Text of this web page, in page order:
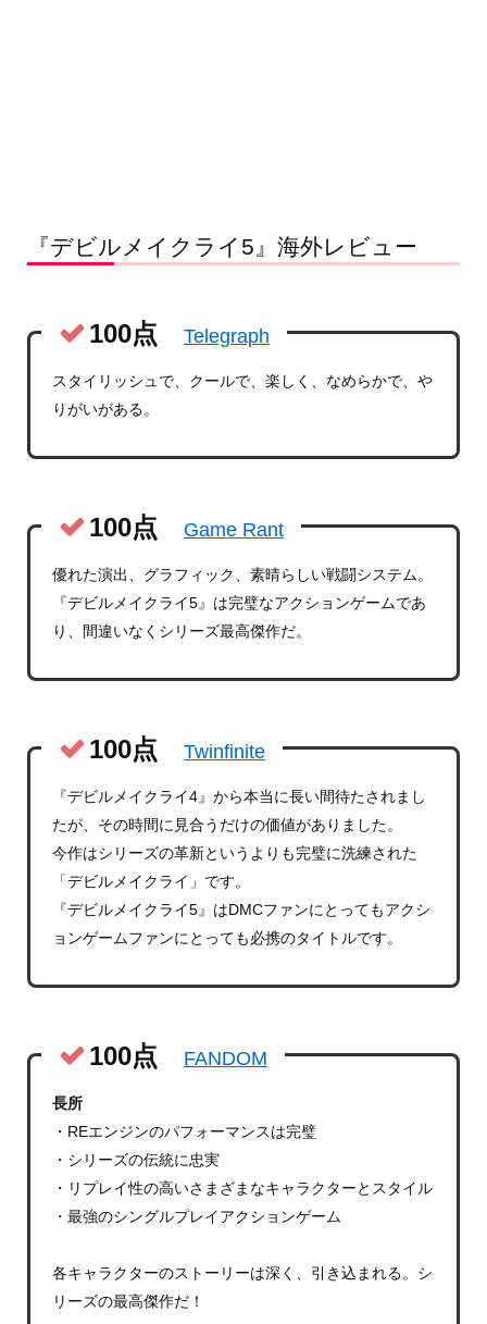
『デビルメイクライ5』海外レビュー
100点 Telegraph
スタイリッシュで、クールで、楽しく、なめらかで、や
りがいがある。
100点 Game Rant
優れた演出、グラフィック、素晴らしい戦闘システム。
『デビルメイクライ5』は完璧なアクションゲームであ
り、間違いなくシリーズ最高傑作だ。
100点 Twinfinite
『デビルメイクライ4』から本当に長い間待たされまし
たが、その時間に見合うだけの価値がありました。
今作はシリーズの革新というよりも完璧に洗練された
「デビルメイクライ」です。
『デビルメイクライ5』はDMCファンにとってもアクシ
ョンゲームファンにとっても必携のタイトルです。
100点 FANDOM
長所
・REエンジンのパフォーマンスは完璧
・シリーズの伝統に忠実
・リプレイ性の高いさまざまなキャラクターとスタイル
・最強のシングルプレイアクションゲーム
各キャラクターのストーリーは深く、引き込まれる。シ
リーズの最高傑作だ！